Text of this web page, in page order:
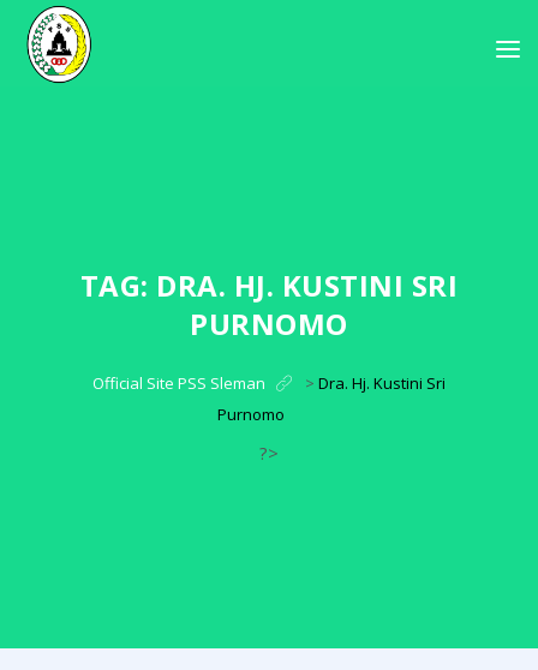
TAG: DRA. HJ. KUSTINI SRI
PURNOMO
Official Site PSS Sleman > Dra. Hj. Kustini Sri
Purnomo
?>